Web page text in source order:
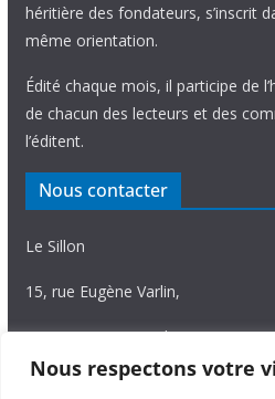
Nous respectons votre
héritière des fondateurs, s’inscrit
même orientation.
Édité chaque mois, il participe de
de chacun des lecteurs et des
l’éditent.
Nous contacter
Le Sillon
15, rue Eugène Varlin,
87036 Limoges Cedex.
Tél. 05 55 06 14 15